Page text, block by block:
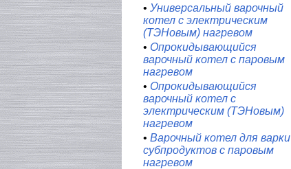
• Универсальный варочный
котел с электрическим
(ТЭНовым) нагревом
• Опрокидывающийся
варочный котел с паровым
нагревом
• Опрокидывающийся
варочный котел с
электрическим (ТЭНовым)
нагревом
• Варочный котел для варки
субпродуктов с паровым
нагревом